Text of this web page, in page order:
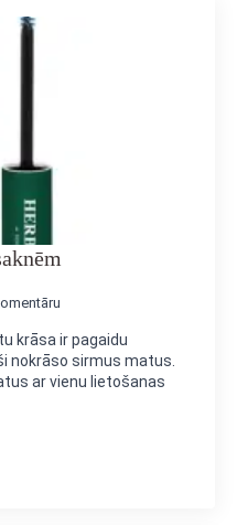
krāsa ir pagaidu
nokrāso sirmus matus.
ar vienu lietošanas